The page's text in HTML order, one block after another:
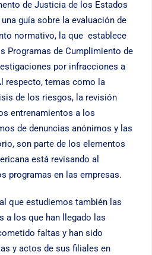
de Justicia de los Estados
guía sobre la evaluación de
normativo, la que establece
Programas de Cumplimiento de
por infracciones a
respecto, temas como la
de los riesgos, la revisión
entrenamientos a los
de denuncias anónimos y las
son parte de los elementos
está revisando al
programas en las empresas.
que estudiemos también las
a los que han llegado las
faltas y han sido
y actos de sus filiales en